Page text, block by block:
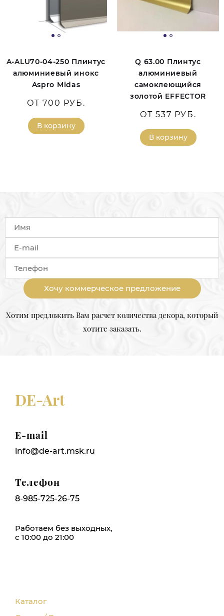
A-ALU70-04-250 Плинтус
алюминиевый инокс
Aspro Midas
ОТ 700 РУБ.
В корзину
Q 63.00 Плинтус
алюминиевый
самоклеющийся
золотой EFFECTOR
ОТ 537 РУБ.
В корзину
Хочу коммерческое предложение
Хотим предложить Вам расчет количества декора, который
хотите заказать.
DE-Art
E-mail
info@de-art.msk.ru
Телефон
8-985-725-26-75
Работаем без выходных,
с 10:00 до 21:00
Каталог